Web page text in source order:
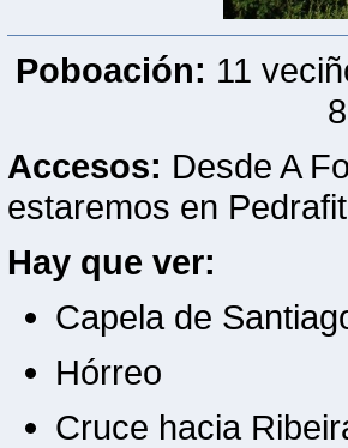
Poboación: 11
Accesos: Desde A
estaremos en
Hay que ver:
Capela de
Hórreo
Cruce hacia